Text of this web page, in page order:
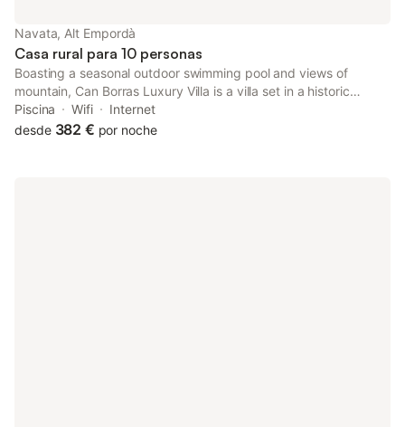
Navata, Alt Empordà
Casa rural para 10 personas
Boasting a seasonal outdoor swimming pool and views of
mountain, Can Borras Luxury Villa is a villa set in a historic
building in Navata, 15 km from Dalí Museum.
Piscina Wifi
Internet
desde 382 € por noche